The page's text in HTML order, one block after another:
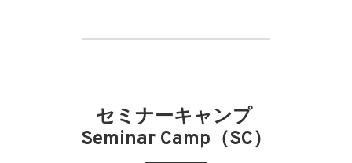
セミナーキャンプ
Seminar Camp（SC）​